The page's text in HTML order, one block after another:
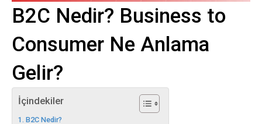
B2C Nedir? Business to
Consumer Ne Anlama
Gelir?
İçindekiler
B2C Nedir?